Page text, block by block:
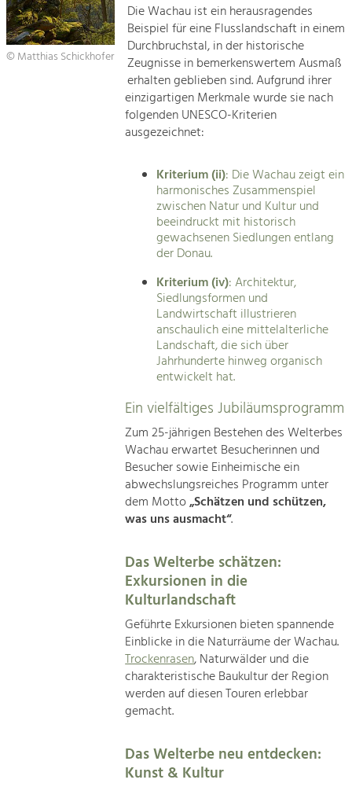
© Matthias Schickhofer
Die Wachau ist ein herausragendes
Beispiel für eine Flusslandschaft in einem
Durchbruchstal, in der historische
Zeugnisse in bemerkenswertem Ausmaß
erhalten geblieben sind. Aufgrund ihrer
einzigartigen Merkmale wurde sie nach
folgenden UNESCO-Kriterien
ausgezeichnet:
Kriterium (ii): Die Wachau zeigt ein
harmonisches Zusammenspiel
zwischen Natur und Kultur und
beeindruckt mit historisch
gewachsenen Siedlungen entlang
der Donau.
Kriterium (iv): Architektur,
Siedlungsformen und
Landwirtschaft illustrieren
anschaulich eine mittelalterliche
Landschaft, die sich über
Jahrhunderte hinweg organisch
entwickelt hat.
Ein vielfältiges Jubiläumsprogramm
Zum 25-jährigen Bestehen des Welterbes
Wachau erwartet Besucherinnen und
Besucher sowie Einheimische ein
abwechslungsreiches Programm unter
dem Motto„Schätzen und schützen,
was uns ausmacht“.
Das Welterbe schätzen:
Exkursionen in die
Kulturlandschaft
Geführte Exkursionen bieten spannende
Einblicke in die Naturräume der Wachau.
Trockenrasen, Naturwälder und die
charakteristische Baukultur der Region
werden auf diesen Touren erlebbar
gemacht.
Das Welterbe neu entdecken:
Kunst & Kultur